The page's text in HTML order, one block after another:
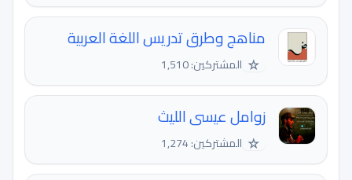
مناهج وطرق تدريس اللغة العربية
☆ المشتركين: 1,510
زوامل عيسى الليث
☆ المشتركين: 1,274